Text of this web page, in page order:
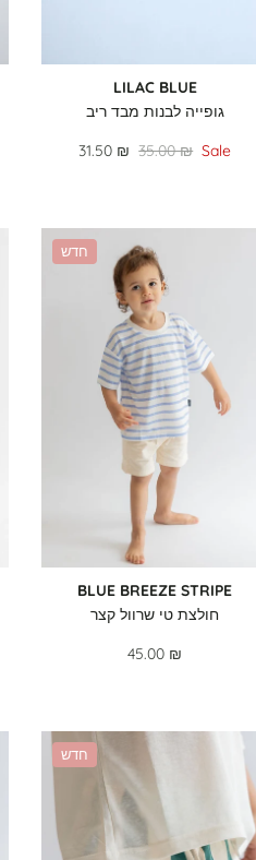
LILAC BLUE
גופייה לבנות מבד ריב
31.50 ₪ 35.00 ₪ Sale
חדש
BLUE BREEZE STRIPE
חולצת טי שרוול קצר
45.00 ₪
חדש